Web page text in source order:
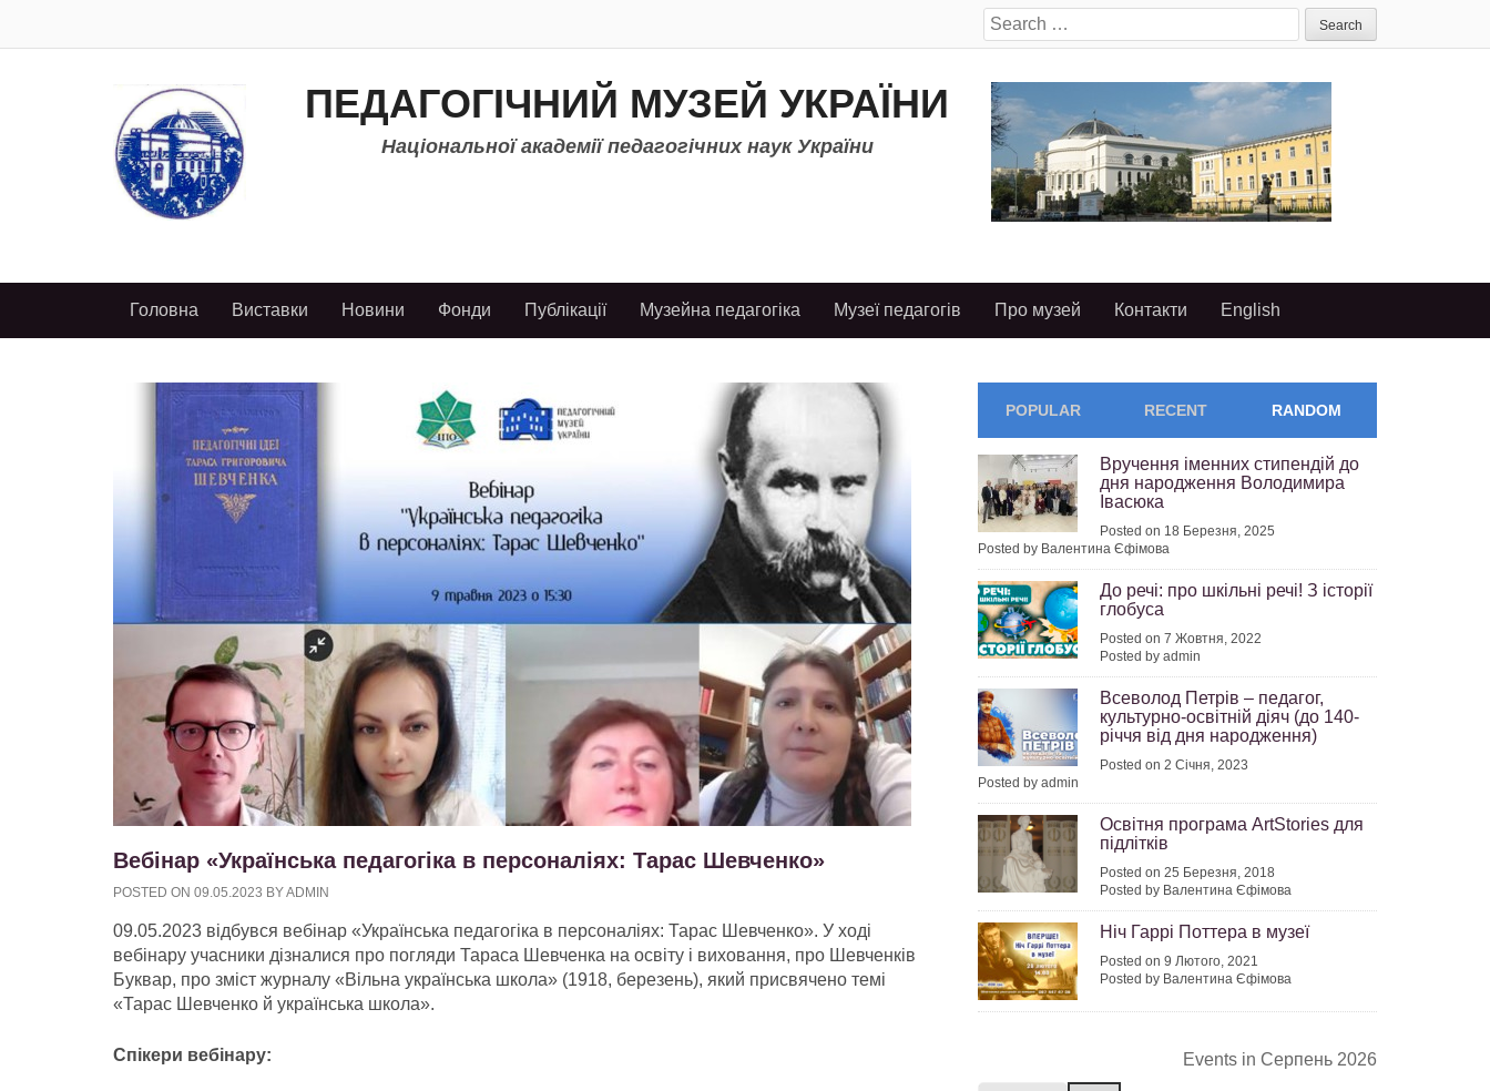
Search
for:
ПЕДАГОГІЧНИЙ МУЗЕЙ УКРАЇНИ
Національної академії педагогічних наук України
Головна Виставки Новини Фонди Публікації Музейна педагогіка Музеї педагогів Про музей Контакти English
Вебінар «Українська педагогіка в персоналіях: Тарас Шевченко»
POSTED ON 09.05.2023 BYADMIN
09.05.2023 відбувся вебінар «Українська педагогіка в персоналіях: Тарас Шевченко». У ході
вебінару учасники дізналися про погляди Тараса Шевченка на освіту і виховання, про Шевченків
Буквар, про зміст журналу «Вільна українська школа» (1918, березень), який присвячено темі
«Тарас Шевченко й українська школа».
Спікери вебінару:
POPULAR RECENT RANDOM
Вручення іменних стипендій до
дня народження Володимира
Івасюка
Posted on 18 Березня, 2025
Posted by Валентина Єфімова
До речі: про шкільні речі! З історії
глобуса
Posted on 7 Жовтня, 2022
Posted by admin
Всеволод Петрів – педагог,
культурно-освітній діяч (до 140-
річчя від дня народження)
Posted on 2 Січня, 2023
Posted by admin
Освітня програма ArtStories для
підлітків
Posted on 25 Березня, 2018
Posted by Валентина Єфімова
Ніч Гаррі Поттера в музеї
Posted on 9 Лютого, 2021
Posted by Валентина Єфімова
Events in Серпень 2026